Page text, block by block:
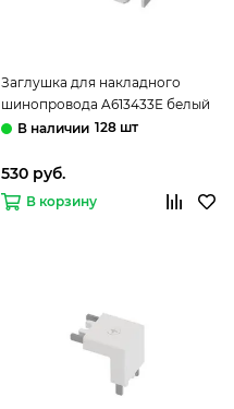
Заглушка для накладного
шинопровода A613433E белый
Rapid-Accessories Arte Lamp
128 шт
530 руб.
В корзину